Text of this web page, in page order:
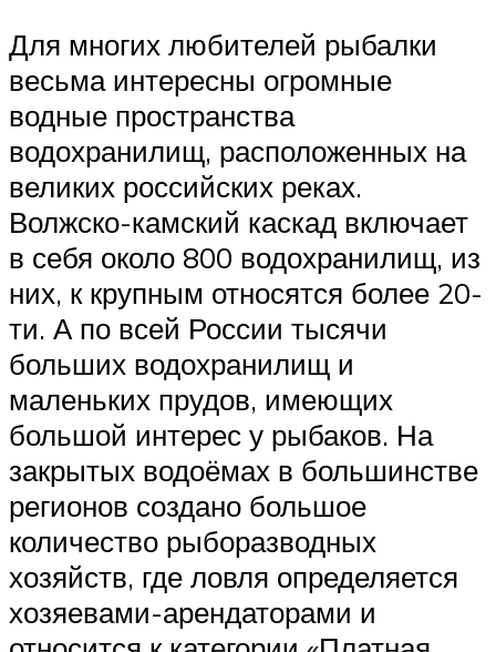
Для многих любителей рыбалки
весьма интересны огромные
водные пространства
водохранилищ, расположенных на
великих российских реках.
Волжско-камский каскад включает
в себя около 800 водохранилищ, из
них, к крупным относятся более 20-
ти. А по всей России тысячи
больших водохранилищ и
маленьких прудов, имеющих
большой интерес у рыбаков. На
закрытых водоёмах в большинстве
регионов создано большое
количество рыборазводных
хозяйств, где ловля определяется
хозяевами-арендаторами и